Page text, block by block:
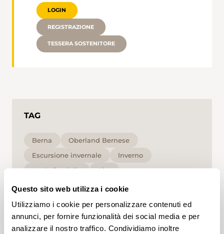
Questo sito web utilizza i cookie
Utilizziamo i cookie per personalizzare contenuti ed
annunci, per fornire funzionalità dei social media e per
analizzare il nostro traffico. Condividiamo inoltre
LOGIN
REGISTRAZIONE
TESSERA SOSTENITORE
TAG
Berna
Oberland Bernese
Escursione invernale
Inverno
per le famiglie
Alta
account e ottenere contenuti personalizzati in base
ai tuoi interessi. I tag possono essere salvati solo in
un account.